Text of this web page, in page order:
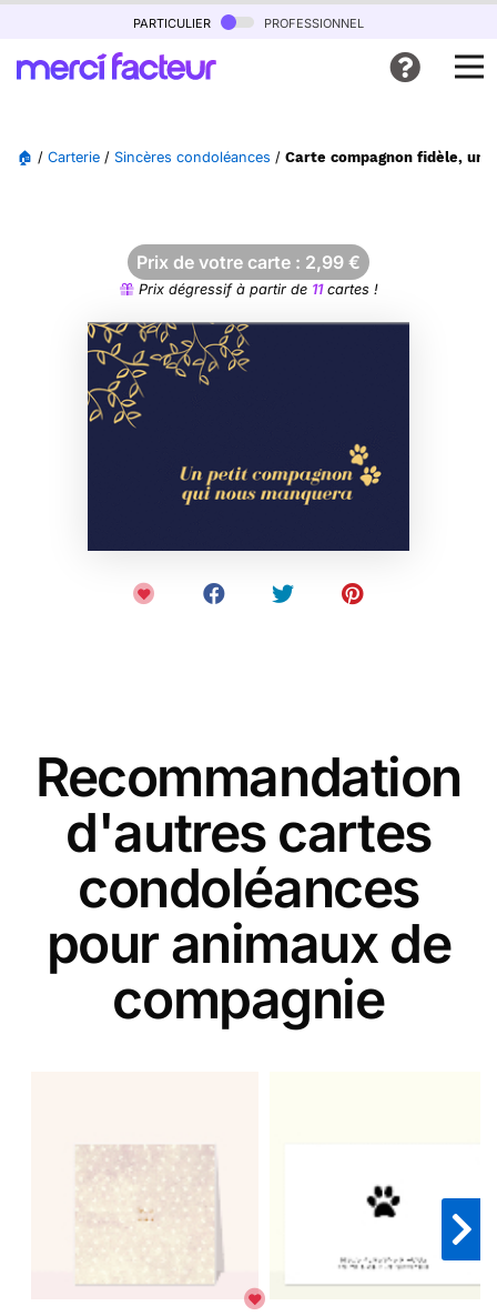
particulier professionnel
🏠 / Carterie / Sincères condoléances / Carte compagnon fidèle, un
Prix de votre carte : 2,99 €
Prix dégressif à partir de 11cartes !
Recommandation
d'autres cartes
condoléances
pour animaux de
compagnie